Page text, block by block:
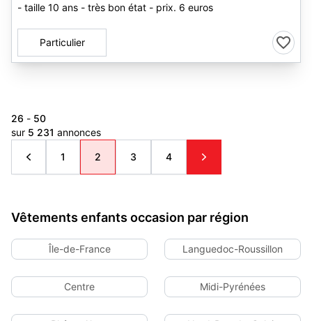
- taille 10 ans - très bon état - prix. 6 euros
Particulier
26 - 50
sur 5 231 annonces
1 2 3 4
Vêtements enfants occasion par région
Île-de-France Languedoc-Roussillon
Centre Midi-Pyrénées